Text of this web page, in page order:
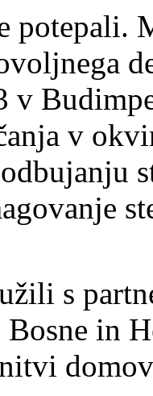
potepali.
v
v
s
in